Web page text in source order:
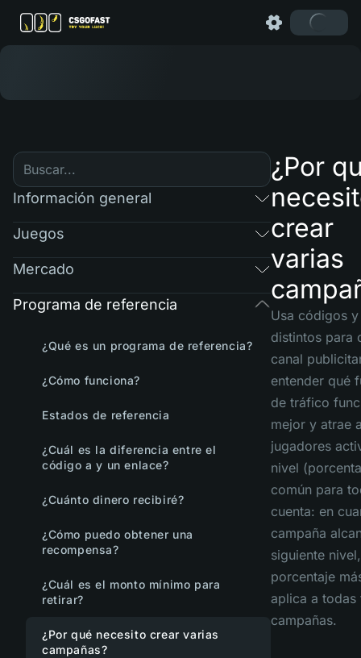
Información general
Juegos
Mercado
Programa de referencia
¿Qué es un programa de referencia?
¿Cómo funciona?
Estados de referencia
¿Cuál es la diferencia entre el
código a y un enlace?
¿Cuánto dinero recibiré?
¿Cómo puedo obtener una
recompensa?
¿Cuál es el monto mínimo para
retirar?
¿Por qué necesito crear varias
campañas?
¿Por
crear
varias
Usa códigos
distintos para
canal
entender qué
de tráfico
mejor y atrae
jugadores
nivel
común para
cuenta: en
campaña
siguiente
porcentaje
aplica a todas
campañas.